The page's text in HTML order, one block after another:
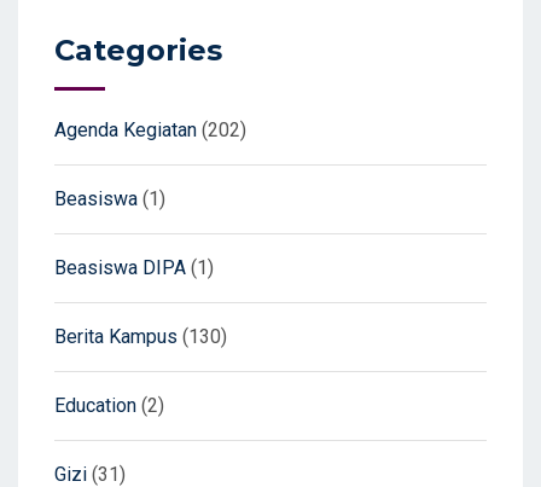
Categories
Agenda Kegiatan (202)
Beasiswa (1)
Beasiswa DIPA (1)
Berita Kampus (130)
Education (2)
Gizi (31)